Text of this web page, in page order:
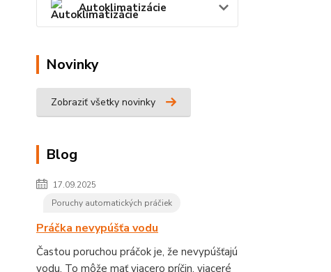
Autoklimatizácie
Novinky
Zobraziť všetky novinky
Blog
17.09.2025
Poruchy automatických práčiek
Práčka nevypúšťa vodu
Častou poruchou práčok je, že nevypúšťajú
vodu. To môže mať viacero príčin, viaceré